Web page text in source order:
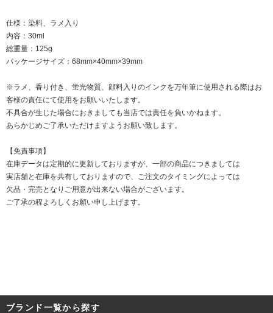
仕様：染料、ラメ入り
内容：30ml
総重量：125g
パッケージサイズ：68mm×40mm×39mm
※ラメ、香り付き、蛍光物質、顔料入りのインクを万年筆に使用される際はお
客様の責任にて使用をお願いいたします。
不具合が生じた場合におきましても当店では責任を負いかねます。
あらかじめご了承いただけますようお願い致します。
【免責事項】
在庫データは定期的に更新しておりますが、一部の商品につきましては
実店舗と在庫を共有しておりますので、ご注文のタイミングによっては
欠品・完売となりご用意が出来ない場合がございます。
ご了承の程よろしくお願い申し上げます。
ブランド一覧から探す